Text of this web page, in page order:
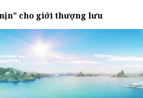
cho giới thượng lưu